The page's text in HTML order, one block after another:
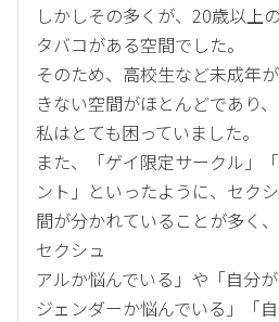
しかしその多くが、20歳以上
タバコがある空間でした。
そのため、高校生など未成年
きない空間がほとんどであり
私はとても困っていました。
また、「ゲイ限定サークル」
ント」といったように、セク
間が分かれていることが多く
セクシュ
アルか悩んでいる」や「自分
ジェンダーか悩んでいる」「